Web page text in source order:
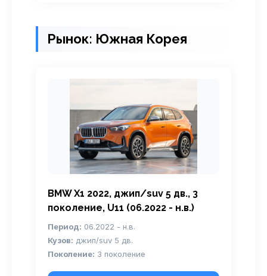
Рынок: Южная Корея
BMW X1 2022, джип/suv 5 дв., 3
поколение, U11 (06.2022 - н.в.)
Период: 06.2022 - н.в.
Кузов: джип/suv 5 дв.
Поколение: 3 поколение